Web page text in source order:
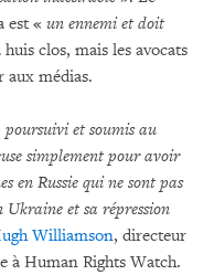
est « un ennemi et doit
clos, mais les avocats
aux médias.
et soumis au
simplement pour avoir
en Russie qui ne sont pas
et sa répression
Williamson, directeur
à Human Rights Watch.